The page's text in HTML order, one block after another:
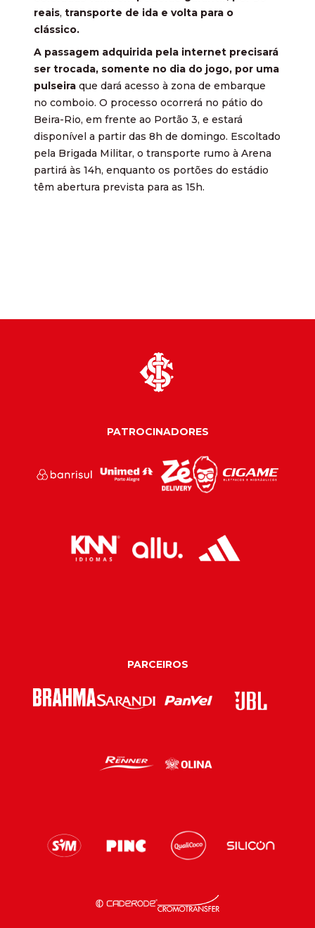
reais, transporte de ida e volta para o
clássico.
A passagem adquirida pela internet precisará
ser trocada, somente no dia do jogo, por uma
pulseira que dará acesso à zona de embarque
no comboio. O processo ocorrerá no pátio do
Beira-Rio, em frente ao Portão 3, e estará
disponível a partir das 8h de domingo. Escoltado
pela Brigada Militar, o transporte rumo à Arena
partirá às 14h, enquanto os portões do estádio
têm abertura prevista para as 15h.
PATROCINADORES
PARCEIROS